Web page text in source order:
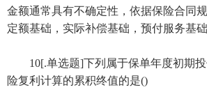
金额通常具有不确定性，依据保险合同
定额基础，实际补偿基础，预付服务基础
10[.单选题]下列属于保单年度初期投
险复利计算的累积终值的是()